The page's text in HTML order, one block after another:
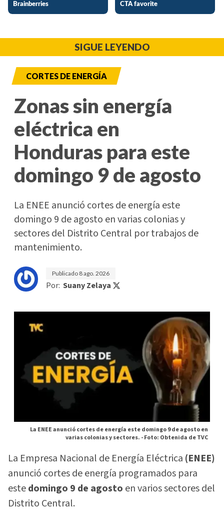
SIGUE LEYENDO
CORTES DE ENERGÍA
Zonas sin energía
eléctrica en
Honduras para este
domingo 9 de agosto
La ENEE anunció cortes de energía este
domingo 9 de agosto en varias colonias y
sectores del Distrito Central por trabajos de
mantenimiento.
Publicado 8 ago. 2026
Por: Suany Zelaya
La ENEE anunció cortes de energía este domingo 9 de agosto en
varias colonias y sectores. -Foto: Obtenida de TVC
La Empresa Nacional de Energía Eléctrica (ENEE)
anunció cortes de energía programados para
estedomingo 9 de agosto en varios sectores del
Distrito Central.